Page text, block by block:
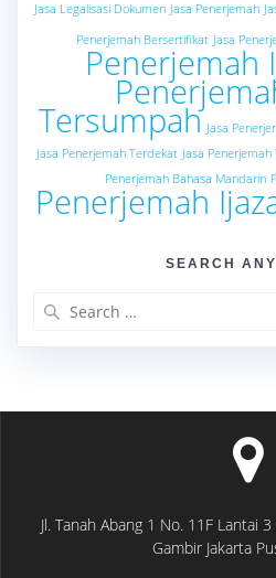
Jasa Legalisasi Dokumen Jasa Penerjemah
Penerjemah Bersertifikat Jasa
Penerjemah
Tersumpah Jasa
Jasa Penerjemah Terdekat Jasa
Penerjemah Bahasa Mandarin
Penerjemah
SEARCH
Jl. Tanah Abang 1 No. 11F Lantai
Gambir Jakarta